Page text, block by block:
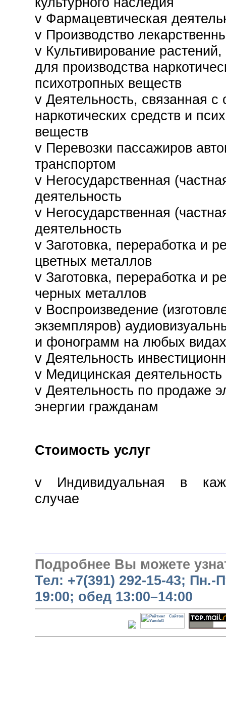
v Фармацевтическая
v Производство
v Культивирование
для производства
психотропных веществ
v Деятельность, связанная с
наркотических средств и
веществ
v Перевозки пассажиров
транспортом
v Негосударственная
деятельность
v Негосударственная
деятельность
v Заготовка, переработка и
цветных металлов
v Заготовка, переработка и
черных металлов
v Воспроизведение
экземпляров)
и фонограмм на любых
v Деятельность
v Медицинская деятельность
v Деятельность по продаже
энергии гражданам
Стоимость услуг
v Индивидуальная в
случае
Подробнее Вы можете
Тел: +7(391) 292-15-43; Пн.-
19:00; обед 13:00–14:00